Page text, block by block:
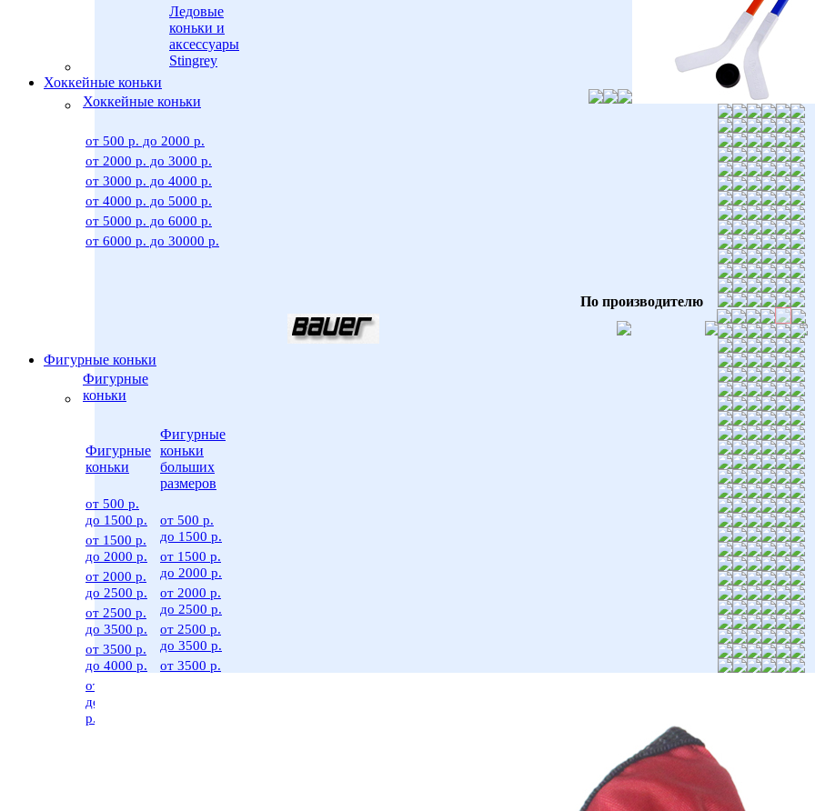
Ледовые
коньки и
аксессуары
Stingrey
Хоккейные коньки
Хоккейные коньки
от 500 р. до 2000 р.
от 2000 р. до 3000 р.
от 3000 р. до 4000 р.
от 4000 р. до 5000 р.
от 5000 р. до 6000 р.
от 6000 р. до 30000 р.
По производителю
Фигурные коньки
Фигурные
коньки
Фигурные
коньки
от 500 р.
до 1500 р.
от 1500 р.
до 2000 р.
от 2000 р.
до 2500 р.
от 2500 р.
до 3500 р.
от 3500 р.
до 4000 р.
от 4000 р.
до 30000
р.
Фигурные
коньки
больших
размеров
от 500 р.
до 1500 р.
от 1500 р.
до 2000 р.
от 2000 р.
до 2500 р.
от 2500 р.
до 3500 р.
от 3500 р.